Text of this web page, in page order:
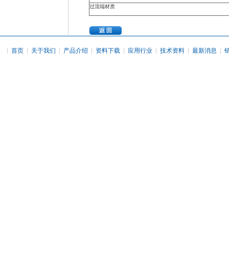
过流端材质
| 首页 | 关于我们 | 产品介绍 | 资料下载 | 应用行业 | 技术资料 | 最新消息 |